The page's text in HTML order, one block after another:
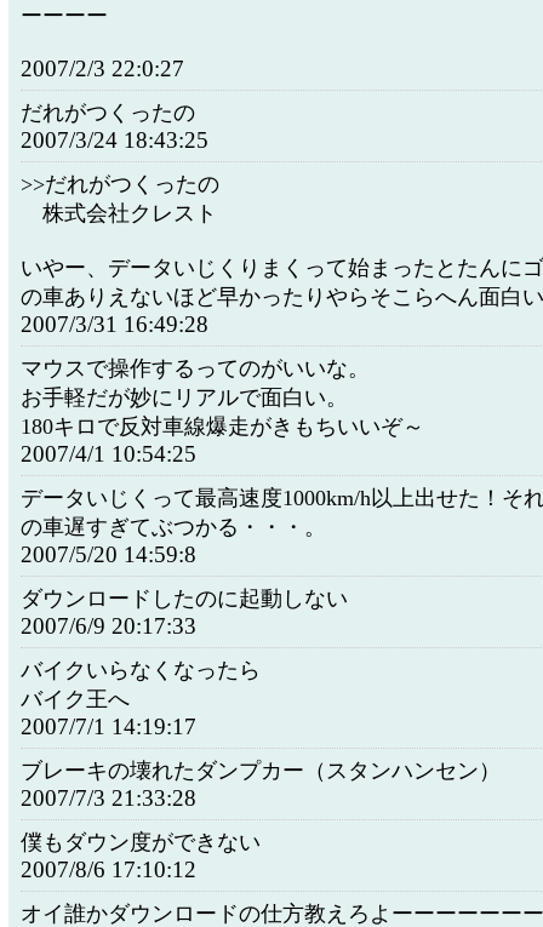
ーーーー
2007/2/3 22:0:27
だれがつくったの
2007/3/24 18:43:25
>>だれがつくったの
株式会社クレスト
いやー、データいじくりまくって始まったとたんに
の車ありえないほど早かったりやらそこらへん面白
2007/3/31 16:49:28
マウスで操作するってのがいいな。
お手軽だが妙にリアルで面白い。
180キロで反対車線爆走がきもちいいぞ～
2007/4/1 10:54:25
データいじくって最高速度1000km/h以上出せた！そ
の車遅すぎてぶつかる・・・。
2007/5/20 14:59:8
ダウンロードしたのに起動しない
2007/6/9 20:17:33
バイクいらなくなったら
バイク王へ
2007/7/1 14:19:17
ブレーキの壊れたダンプカー（スタンハンセン）
2007/7/3 21:33:28
僕もダウン度ができない
2007/8/6 17:10:12
オイ誰かダウンロードの仕方教えろよーーーーーー